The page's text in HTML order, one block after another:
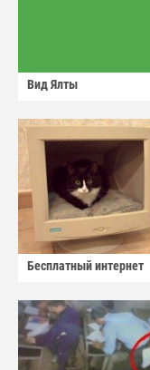
Вид Ялты
Бесплатный интернет